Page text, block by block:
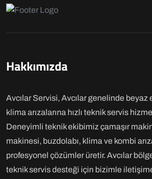
Hakkımızda
Avcılar Servisi, Avcılar genelinde beyaz
klima arızalarına hızlı teknik servis
Deneyimli teknik ekibimiz çamaşır
makinesi, buzdolabı, klima ve kombi
profesyonel çözümler üretir. Avcılar
teknik servis desteği için bizimle